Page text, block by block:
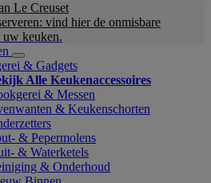
Le Creuset
vind hier de onmisbare
keuken.
& Gadgets
Alle Keukenaccessoires
& Messen
& Keukenschorten
& Pepermolens
& Waterketels
& Onderhoud